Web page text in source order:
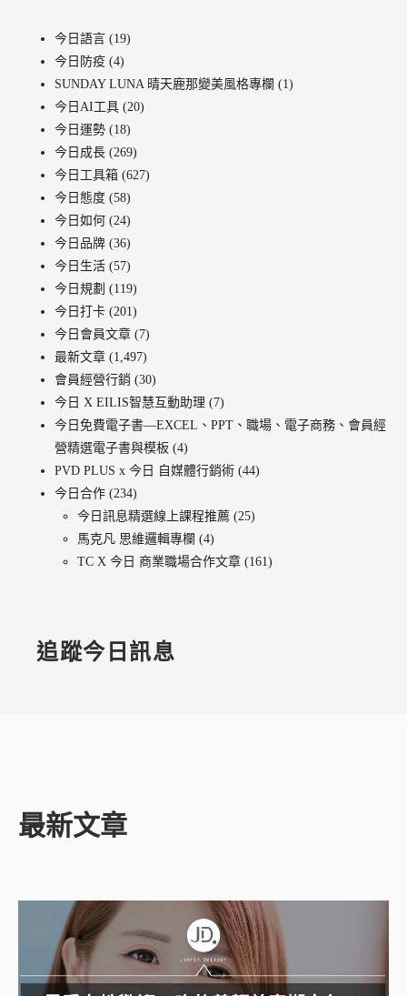
今日語言 (19)
今日防疫 (4)
SUNDAY LUNA 晴天鹿那變美風格專欄 (1)
今日AI工具 (20)
今日運勢 (18)
今日成長 (269)
今日工具箱 (627)
今日態度 (58)
今日如何 (24)
今日品牌 (36)
今日生活 (57)
今日規劃 (119)
今日打卡 (201)
今日會員文章 (7)
最新文章 (1,497)
會員經營行銷 (30)
今日 X EILIS智慧互動助理 (7)
今日免費電子書—EXCEL、PPT、職場、電子商務、會員經
營精選電子書與模板 (4)
PVD PLUS x 今日 自媒體行銷術 (44)
今日合作 (234)
今日訊息精選線上課程推薦 (25)
馬克凡 思維邏輯專欄 (4)
TC X 今日 商業職場合作文章 (161)
追蹤今日訊息
最新文章